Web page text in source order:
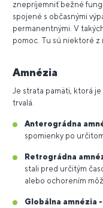
znepríjemniť bežné
spojené s občasnými
permanentnými. V
pomoc. Tu sú niektoré
Amnézia
Je strata pamäti, ktorá
trvalá.
Anterográdna
spomienky po
Retrográdna
stali pred určitým
alebo ochorením
Globálna amnézia -